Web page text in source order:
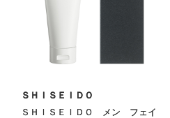
ＳＨＩＳＥＩＤＯ
ＳＨＩＳＥＩＤＯ メン フェイ